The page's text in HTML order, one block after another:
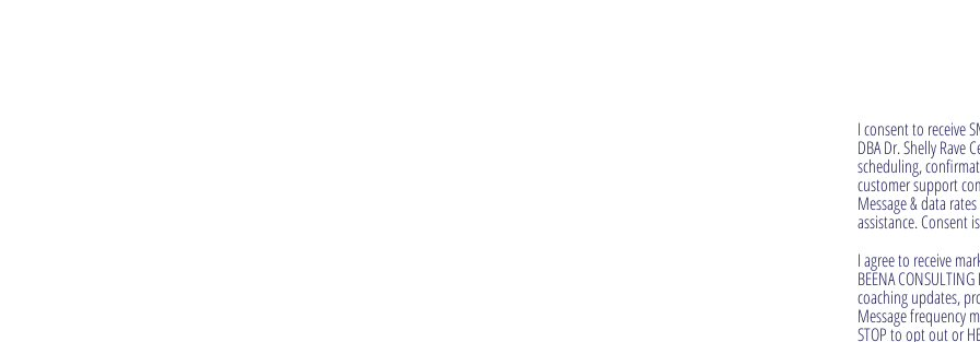
I consent to receive
DBA Dr. Shelly
scheduling,
customer support
Message & data
assistance. Consent
I agree to receive
BEENA
coaching updates,
Message frequency
STOP to opt out or